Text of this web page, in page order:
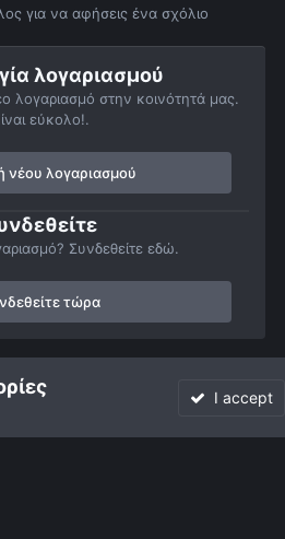
για να αφήσεις ένα σχόλιο
λογαριασμού
λογαριασμό στην κοινότητά μας.
εύκολο!.
νέου λογαριασμού
Συνδεθείτε εδώ.
τώρα
Βαθύς Ουρανός
I accept